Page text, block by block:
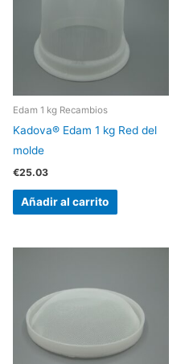
Edam 1 kg Recambios
Kadova® Edam 1 kg Red del
molde
€25.03
Añadir al carrito